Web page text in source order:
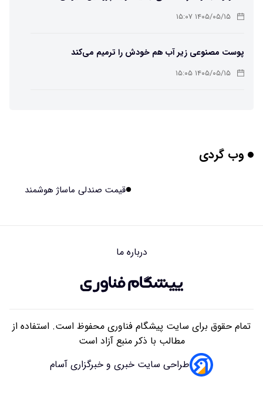
۱۴۰۵/۰۵/۱۵ ۱۵:۰۷
پوست مصنوعی زیر آب هم خودش را ترمیم می‌کند
۱۴۰۵/۰۵/۱۵ ۱۵:۰۵
برنج فضایی چین به مرحله برداشت رسید
ایرانی‌ها چقدر از هوش مصنوعی استفاده می‌کنند؟
وب گردی
قیمت صندلی ماساژ هوشمند
درباره ما
تمام حقوق برای سایت پیشگام فناوری محفوظ است. استفاده از
مطالب با ذکر منبع آزاد است
طراحی سایت خبری و خبرگزاری آسام